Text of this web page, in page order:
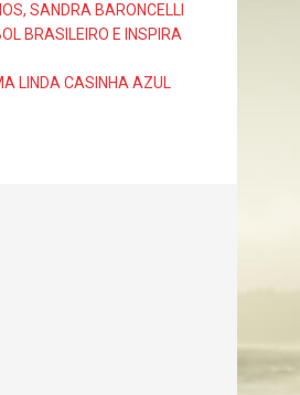
SANDRA BARONCELLI
BRASILEIRO E INSPIRA
LINDA CASINHA AZUL